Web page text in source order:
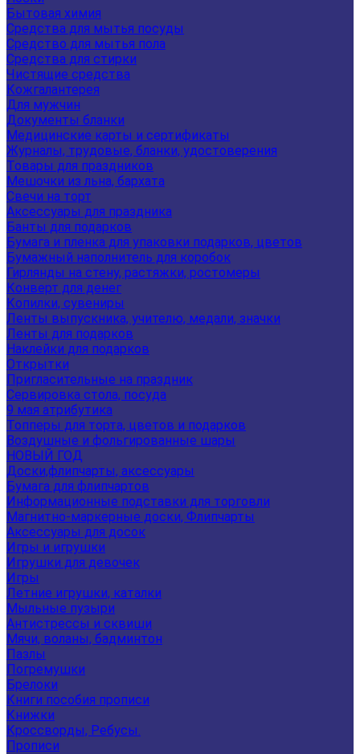
Бытовая химия
Средства для мытья посуды
Средство для мытья пола
Средства для стирки
Чистящие средства
Кожгалантерея
Для мужчин
Документы бланки
Медицинские карты и сертификаты
Журналы, трудовые, бланки, удостоверения
Товары для праздников
Мешочки из льна, бархата
Свечи на торт
Аксессуары для праздника
Банты для подарков
Бумага и пленка для упаковки подарков, цветов
Бумажный наполнитель для коробок
Гирлянды на стену, растяжки, ростомеры
Конверт для денег
Копилки, сувениры
Ленты выпускника, учителю, медали, значки
Ленты для подарков
Наклейки для подарков
Открытки
Пригласительные на праздник
Сервировка стола, посуда
9 мая атрибутика
Топперы для торта, цветов и подарков
Воздушные и фольгированные шары
НОВЫЙ ГОД
Доски,флипчарты, аксессуары
Бумага для флипчартов
Информационные подставки для торговли
Магнитно-маркерные доски, Флипчарты
Аксессуары для досок
Игры и игрушки
Игрушки для девочек
Игры
Летние игрушки, каталки
Мыльные пузыри
Антистрессы и сквиши
Мячи, воланы, бадминтон
Пазлы
Погремушки
Брелоки
Книги пособия прописи
Книжки
Кроссворды, Ребусы.
Прописи